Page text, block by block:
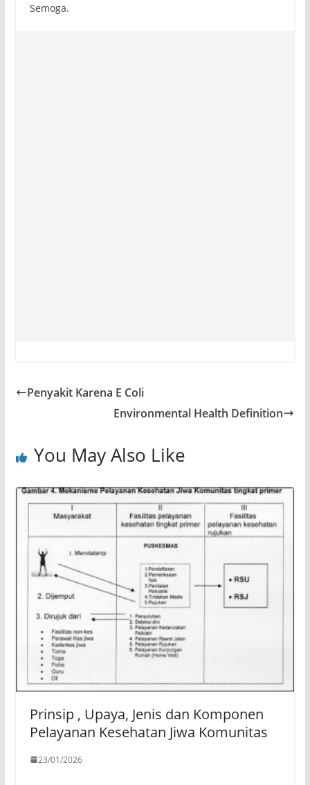
Semoga.
Penyakit Karena E Coli
Environmental Health Definition
You May Also Like
Prinsip , Upaya, Jenis dan Komponen
Pelayanan Kesehatan Jiwa Komunitas
23/01/2026